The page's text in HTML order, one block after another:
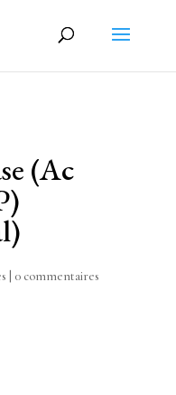
(Ac
0 commentaires